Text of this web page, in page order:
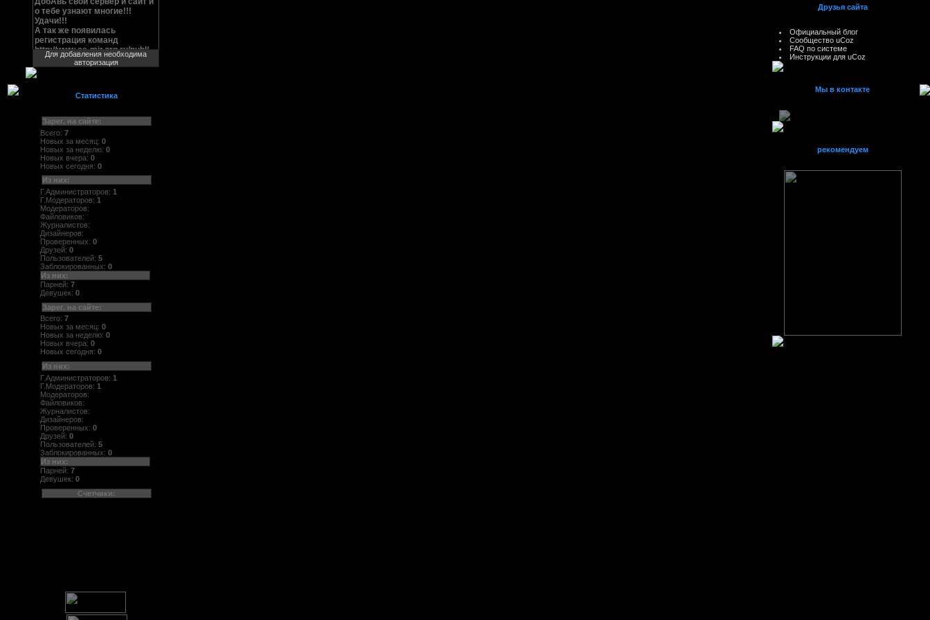
Для добавления необходима
авторизация
Статистика
Зарег. на сайте:
Всего: 7
Новых за месяц: 0
Новых за неделю: 0
Новых вчера: 0
Новых сегодня: 0
Из них:
Г.Администраторов: 1
Г.Модераторов: 1
Модераторов:
Файловиков:
Журналистов:
Дизайнеров:
Проверенных: 0
Друзей: 0
Пользователей: 5
Заблокированных: 0
Из них:
Парней: 7
Девушек: 0
Зарег. на сайте:
Всего: 7
Новых за месяц: 0
Новых за неделю: 0
Новых вчера: 0
Новых сегодня: 0
Из них:
Г.Администраторов: 1
Г.Модераторов: 1
Модераторов:
Файловиков:
Журналистов:
Дизайнеров:
Проверенных: 0
Друзей: 0
Пользователей: 5
Заблокированных: 0
Из них:
Парней: 7
Девушек: 0
Счетчики:
Друзья сайта
Официальный блог
Сообщество uCoz
FAQ по системе
Инструкции для uCoz
Мы в контакте
рекомендуем